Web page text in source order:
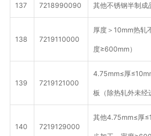
137 7218990090 其他不锈钢半制成
138 7219110000
厚度＞10mm热轧
度≥600mm）
139 7219121000
4.75mm≤厚
板（除热轧外未
140 7219129000
其他4.75mm≤厚